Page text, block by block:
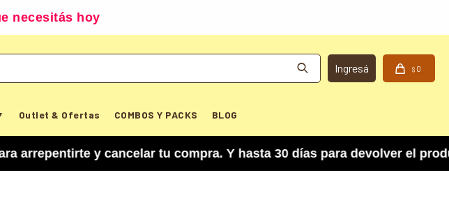
necesitás hoy
Outlet & Ofertas COMBOS Y PACKS BLOG
$ 0
y cancelar tu compra. Y hasta 30 días para devolver el